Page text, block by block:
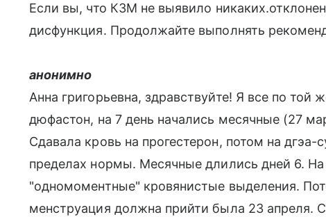
Если вы, что КЗМ не выявило
дисфункция. Продолжайте выполнять
анонимно
Анна григорьевна, здравствуйте! Я все по той
дюфастон, на 7 день начались месячные (27
Сдавала кровь на прогестерон, потом на дгэа-
пределах нормы. Месячные длились дней 6.
"одномоментные" кровянистые выделения.
менструация должна прийти была 23 апреля.